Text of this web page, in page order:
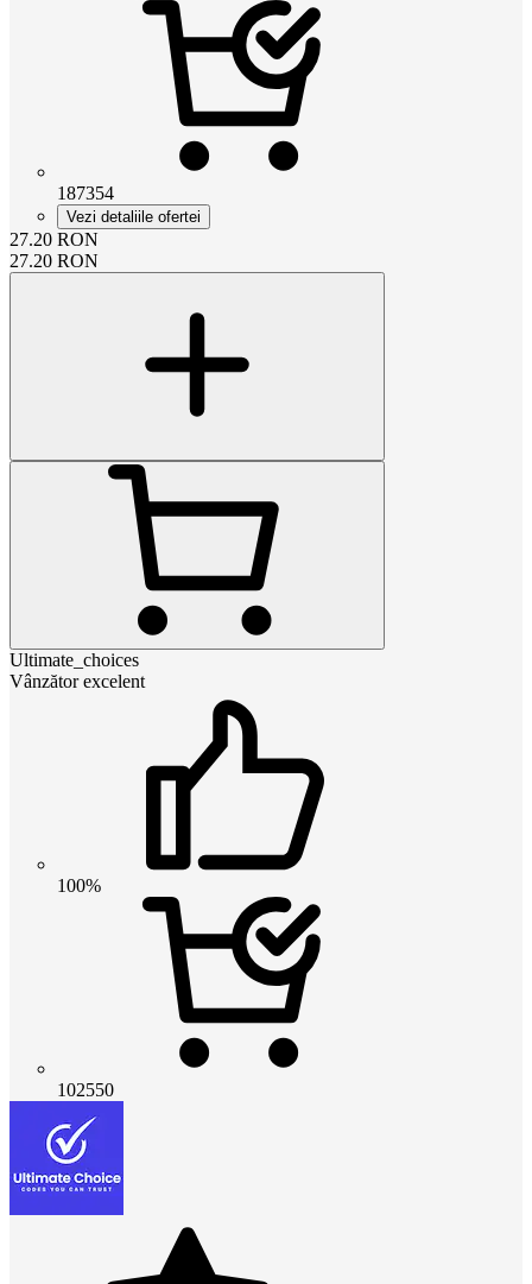
187354
Vezi detaliile ofertei
27.20 RON
27.20 RON
Ultimate_choices
Vânzător excelent
100%
102550